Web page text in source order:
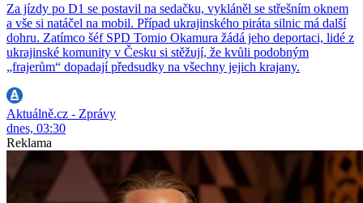
Za jízdy po D1 se postavil na sedačku, vykláněl se střešním oknem
a vše si natáčel na mobil. Případ ukrajinského piráta silnic má další
dohru. Zatímco šéf SPD Tomio Okamura žádá jeho deportaci, lidé z
ukrajinské komunity v Česku si stěžují, že kvůli podobným
„frajerům“ dopadají předsudky na všechny jejich krajany.
Aktuálně.cz - Zprávy
dnes, 03:30
Reklama